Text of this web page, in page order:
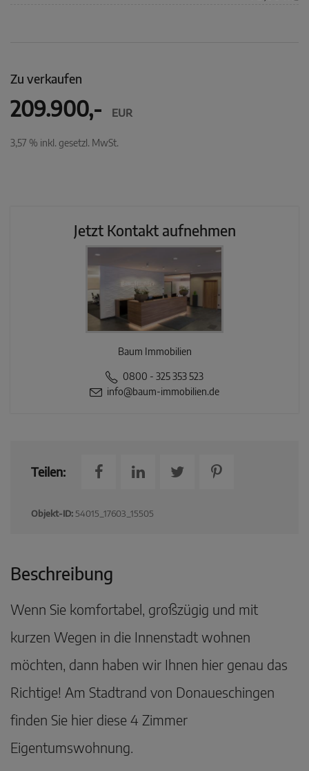
Zu verkaufen
209.900,- EUR
3,57 % inkl. gesetzl. MwSt.
Jetzt Kontakt aufnehmen
Baum Immobilien
0800 - 325 353 523
info@baum-immobilien.de
Teilen:
Objekt-ID: 54015_17603_15505
Beschreibung
Wenn Sie komfortabel, großzügig und mit
kurzen Wegen in die Innenstadt wohnen
möchten, dann haben wir Ihnen hier genau das
Richtige! Am Stadtrand von Donaueschingen
finden Sie hier diese 4 Zimmer
Eigentumswohnung.